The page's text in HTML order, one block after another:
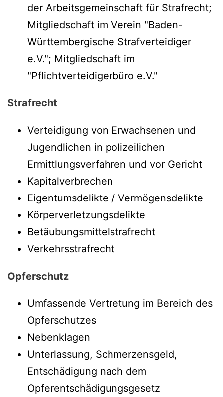
der Arbeitsgemeinschaft für Strafrecht;
Mitgliedschaft im Verein "Baden-
Württembergische Strafverteidiger
e.V."; Mitgliedschaft im
"Pflichtverteidigerbüro e.V."
Strafrecht
Verteidigung von Erwachsenen und
Jugendlichen in polizeilichen
Ermittlungsverfahren und vor Gericht
Kapitalverbrechen
Eigentumsdelikte / Vermögensdelikte
Körperverletzungsdelikte
Betäubungsmittelstrafrecht
Verkehrsstrafrecht
Opferschutz
Umfassende Vertretung im Bereich des
Opferschutzes
Nebenklagen
Unterlassung, Schmerzensgeld,
Entschädigung nach dem
Opferentschädigungsgesetz